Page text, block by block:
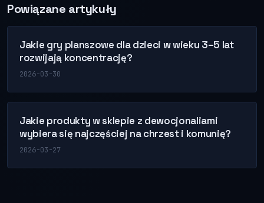
Powiązane artykuły
Jakie gry planszowe dla dzieci w wieku 3–5 lat
rozwijają koncentrację?
2026-03-30
Jakie produkty w sklepie z dewocjonaliami
wybiera się najczęściej na chrzest i komunię?
2026-03-27